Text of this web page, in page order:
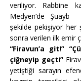
veriliyor. Rabbine
Medyen’de Şuayb
şekilde pekişiyor her
sonra verilen ilk emir
“Firavun’a git!”
çiğneyip geçti”
yetiştiği sarayın